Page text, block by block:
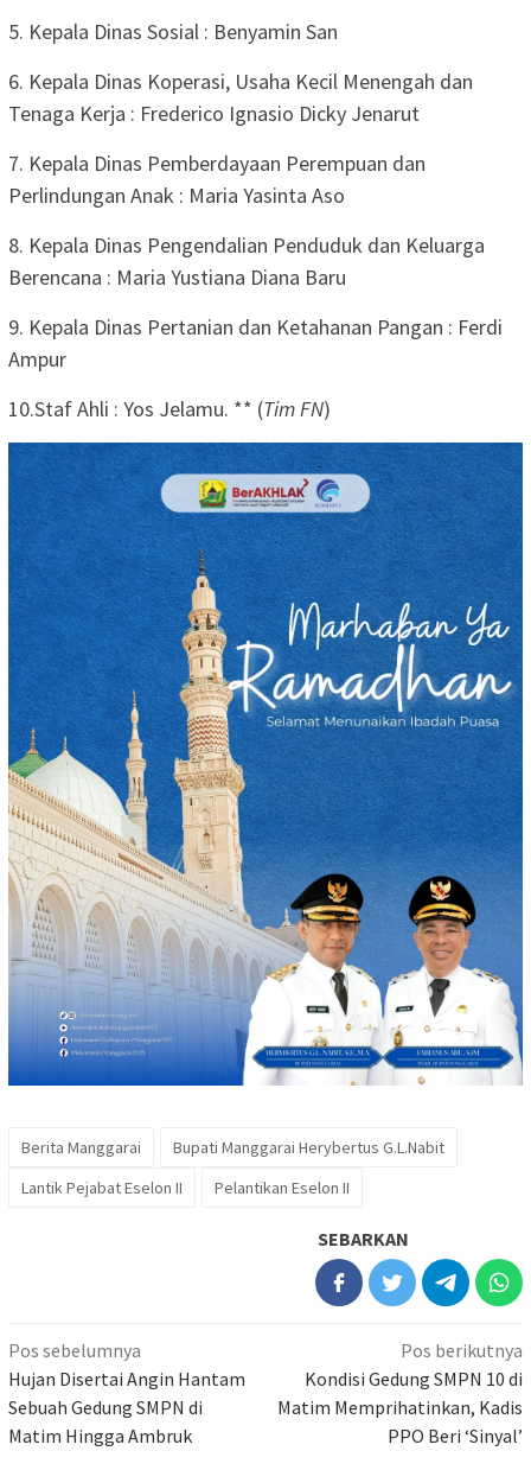
5. Kepala Dinas Sosial : Benyamin San
6. Kepala Dinas Koperasi, Usaha Kecil Menengah dan
Tenaga Kerja : Frederico Ignasio Dicky Jenarut
7. Kepala Dinas Pemberdayaan Perempuan dan
Perlindungan Anak : Maria Yasinta Aso
8. Kepala Dinas Pengendalian Penduduk dan Keluarga
Berencana : Maria Yustiana Diana Baru
9. Kepala Dinas Pertanian dan Ketahanan Pangan : Ferdi
Ampur
10.Staf Ahli : Yos Jelamu. ** (Tim FN)
Berita Manggarai
Bupati Manggarai Herybertus G.L.Nabit
Lantik Pejabat Eselon II
Pelantikan Eselon II
SEBARKAN
Navigasi
pos
Pos sebelumnya
Hujan Disertai Angin Hantam
Sebuah Gedung SMPN di
Matim Hingga Ambruk
Pos berikutnya
Kondisi Gedung SMPN 10 di
Matim Memprihatinkan, Kadis
PPO Beri ‘Sinyal’